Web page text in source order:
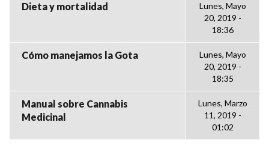
Dieta y mortalidad
Lunes, Mayo
20, 2019 -
18:36
Cómo manejamos la Gota
Lunes, Mayo
20, 2019 -
18:35
Manual sobre Cannabis
Medicinal
Lunes, Marzo
11, 2019 -
01:02